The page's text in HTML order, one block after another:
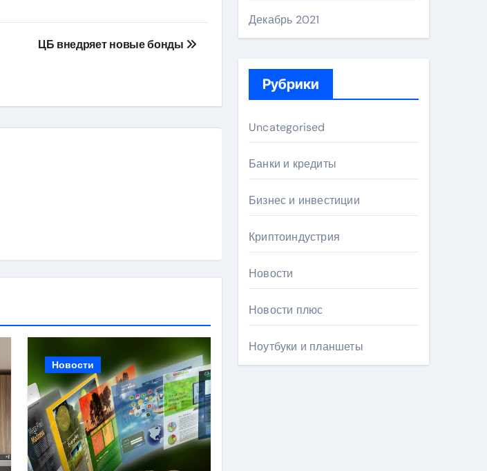
ЦБ внедряет новые бонды
Новости
Декабрь 2021
Рубрики
Uncategorised
Банки и кредиты
Бизнес и инвестиции
Криптоиндустрия
Новости
Новости плюс
Ноутбуки и планшеты